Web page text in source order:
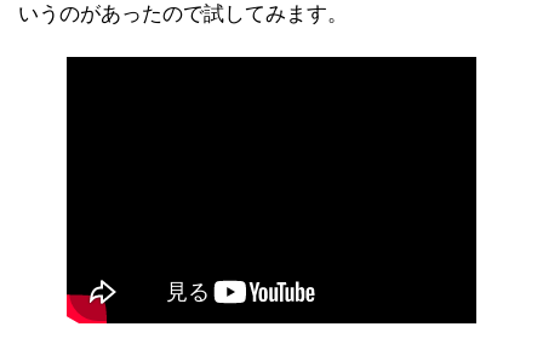
いうのがあったので試してみます。